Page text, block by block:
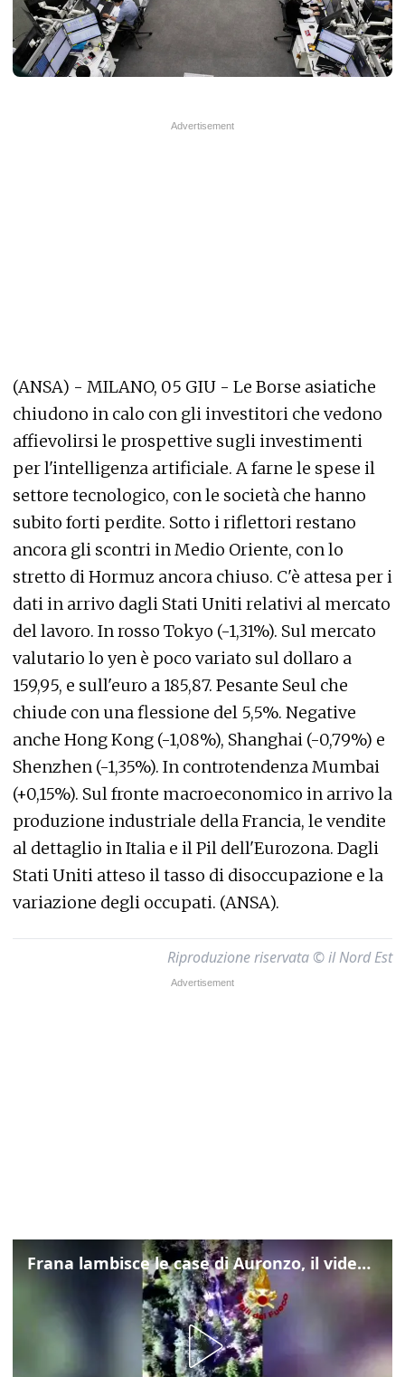
(ANSA) - MILANO, 05 GIU - Le Borse asiatiche
chiudono in calo con gli investitori che vedono
affievolirsi le prospettive sugli investimenti
per l'intelligenza artificiale. A farne le spese il
settore tecnologico, con le società che hanno
subito forti perdite. Sotto i riflettori restano
ancora gli scontri in Medio Oriente, con lo
stretto di Hormuz ancora chiuso. C'è attesa per i
dati in arrivo dagli Stati Uniti relativi al mercato
del lavoro. In rosso Tokyo (-1,31%). Sul mercato
valutario lo yen è poco variato sul dollaro a
159,95, e sull'euro a 185,87. Pesante Seul che
chiude con una flessione del 5,5%. Negative
anche Hong Kong (-1,08%), Shanghai (-0,79%) e
Shenzhen (-1,35%). In controtendenza Mumbai
(+0,15%). Sul fronte macroeconomico in arrivo la
produzione industriale della Francia, le vendite
al dettaglio in Italia e il Pil dell'Eurozona. Dagli
Stati Uniti atteso il tasso di disoccupazione e la
variazione degli occupati. (ANSA).
Riproduzione riservata © il Nord Est
Frana lambisce le case di Auronzo, il video dall'elicottero dei vigili del fuoco